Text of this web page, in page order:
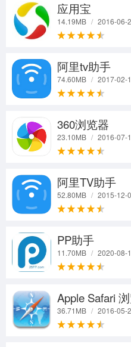
应用宝
14.19MB / 2016-06-
阿里tv助手
74.60MB / 2017-02-
360浏览器
23.10MB / 2016-07-
阿里TV助手
52.80MB / 2015-12-
PP助手
11.70MB / 2020-08-
Apple Safari
36.71MB / 2016-05-